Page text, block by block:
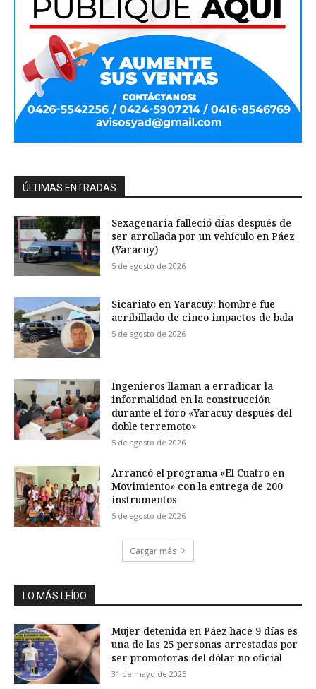
ÚLTIMAS ENTRADAS
Sexagenaria falleció días después de
ser arrollada por un vehículo en Páez
(Yaracuy)
5 de agosto de 2026
Sicariato en Yaracuy: hombre fue
acribillado de cinco impactos de bala
5 de agosto de 2026
Ingenieros llaman a erradicar la
informalidad en la construcción
durante el foro «Yaracuy después del
doble terremoto»
5 de agosto de 2026
Arrancó el programa «El Cuatro en
Movimiento» con la entrega de 200
instrumentos
5 de agosto de 2026
Cargar más
LO MÁS LEÍDO
Mujer detenida en Páez hace 9 días es
una de las 25 personas arrestadas por
ser promotoras del dólar no oficial
31 de mayo de 2025